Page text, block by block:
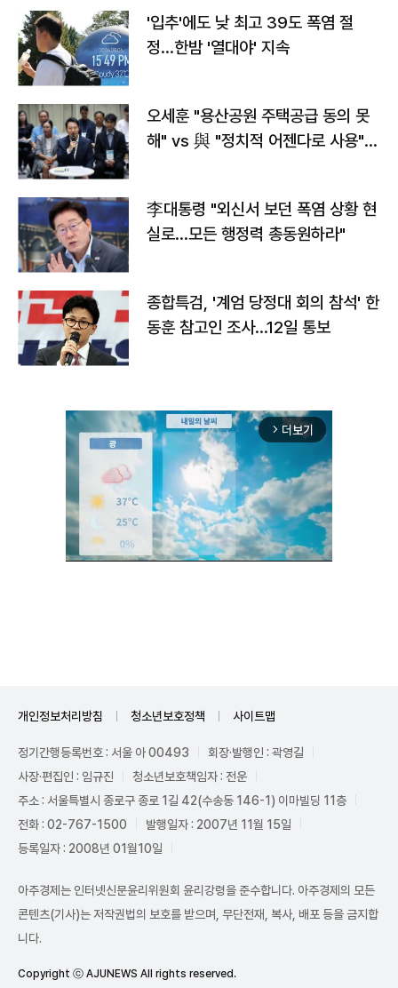
'입추'에도 낮 최고 39도 폭염 절
정…한밤 '열대야' 지속
오세훈 "용산공원 주택공급 동의 못
해" vs 與 "정치적 어젠다로 사용"
李대통령 "외신서 보던 폭염 상황 현
실로…모든 행정력 총동원하라"
종합특검, '계엄 당정대 회의 참석' 한
동훈 참고인 조사...12일 통보
arrow_forward_ios 더보기
개인정보처리방침 청소년보호정책 사이트맵
정기간행등록번호 : 서울 아 00493
회장·발행인 : 곽영길
사장·편집인 : 임규진
청소년보호책임자 : 전운
주소 : 서울특별시 종로구 종로 1길 42(수송동 146-1) 이마빌딩 11층
전화 : 02-767-1500
발행일자 : 2007년 11월 15일
등록일자 : 2008년 01월10일
아주경제는 인터넷신문윤리위원회 윤리강령을 준수합니다. 아주경제의 모든
콘텐츠(기사)는 저작권법의 보호를 받으며, 무단전재, 복사, 배포 등을 금지합
니다.
Copyright ⓒ AJUNEWS All rights reserved.